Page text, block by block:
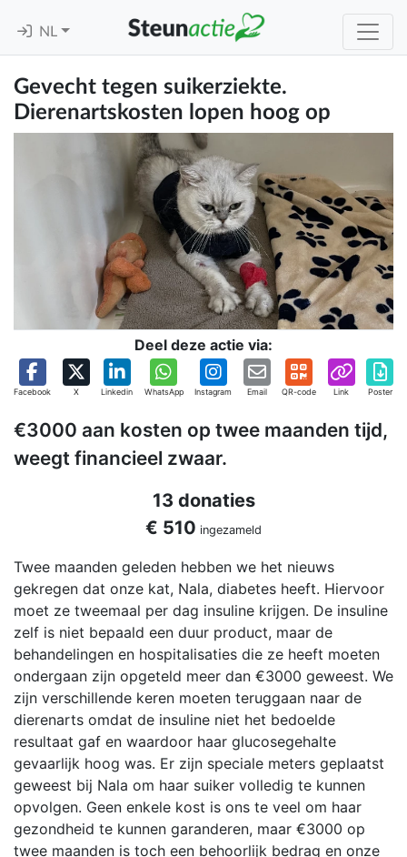
NL
Gevecht tegen suikerziekte.
Dierenartskosten lopen hoog op
Deel deze actie via:
Facebook X Linkedin WhatsApp Instagram Email QR-code Link Poster
€3000 aan kosten op twee maanden tijd,
weegt financieel zwaar.
13 donaties
€ 510 ingezameld
Twee maanden geleden hebben we het nieuws
gekregen dat onze kat, Nala, diabetes heeft. Hiervoor
moet ze tweemaal per dag insuline krijgen. De insuline
zelf is niet bepaald een duur product, maar de
behandelingen en hospitalisaties die ze heeft moeten
ondergaan zijn opgeteld meer dan €3000 geweest. We
zijn verschillende keren moeten teruggaan naar de
dierenarts omdat de insuline niet het bedoelde
resultaat gaf en waardoor haar glucosegehalte
gevaarlijk hoog was. Er zijn speciale meters geplaatst
geweest bij Nala om haar suiker volledig te kunnen
opvolgen. Geen enkele kost is ons te veel om haar
gezondheid te kunnen garanderen, maar €3000 op
twee maanden is toch een behoorlijk bedrag en onze